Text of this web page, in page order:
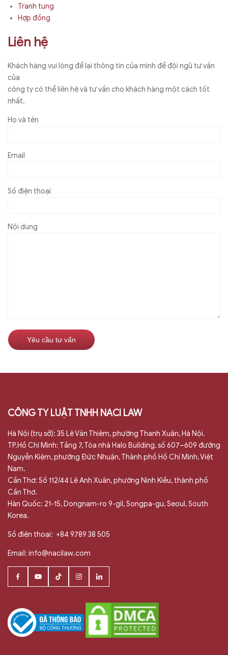
Tranh tụng
Hợp đồng
Liên hệ
Khách hàng vui lòng để lại thông tin của mình để đội ngũ tư vấn
của
công ty có thể liên hệ và tư vấn cho khách hàng một cách tốt
nhất.
Họ và tên
Email
Số điện thoại
Nội dung
CÔNG TY LUẬT TNHH NACI LAW
Hà Nội (trụ sở): 35 Lê Văn Thiêm, phường Thanh Xuân, Hà Nội.
TP.Hồ Chí Minh: Tầng 7, Tòa nhà Halo Building, số 607–609 đường
Nguyễn Kiệm, phường Đức Nhuận, Thành phố Hồ Chí Minh, Việt
Nam.
Cần Thơ: Số 112/44 Lê Anh Xuân, phường Ninh Kiều, thành phố
Cần Thơ.
Hàn Quốc: 21-15, Dongnam-ro 9-gil, Songpa-gu, Seoul, South
Korea.
Số điện thoại: +84 9789 38 505
Email: info@nacilaw.com